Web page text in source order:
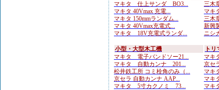
マキタ 仕上サンダ BO3...
マキタ 40Vmax 充電...
マキタ 150mmランダム...
マキタ 40Vmax充電式...
マキタ 18V充電式ランダ...
三木
マキ
三木
新興
ニシ
小型・大型木工機
マキタ 電子バンドソー21...
マキタ 自動カンナ 201...
松井鉄工所 コミ栓角のみ（...
京セラ 自動カンナ AAP...
マキタ 5寸カクノミ 73...
ト
マキ
京セ
マキ
マキ
マキ